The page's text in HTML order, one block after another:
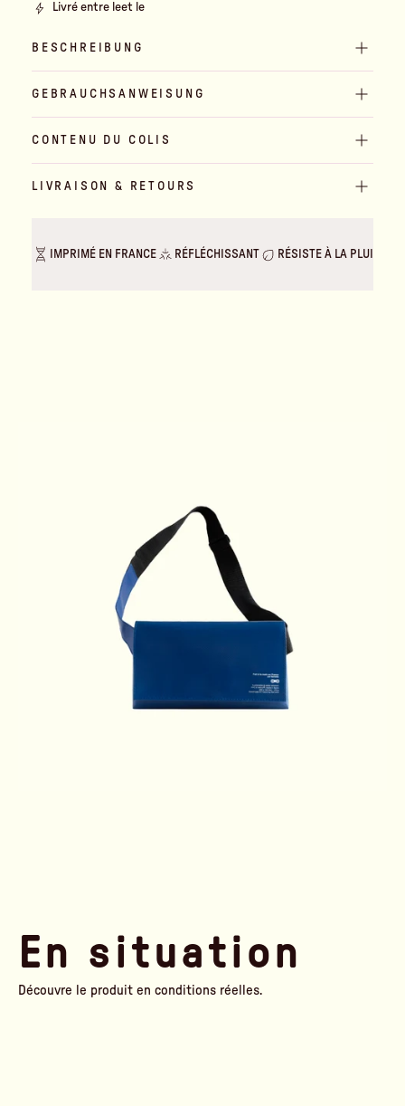
Livré entre leet le
BESCHREIBUNG
GEBRAUCHSANWEISUNG
CONTENU DU COLIS
LIVRAISON & RETOURS
IMPRIMÉ EN FRANCE RÉFLÉCHISSANT RÉSISTE À LA PLUIE &
En situation
Découvre le produit en conditions réelles.